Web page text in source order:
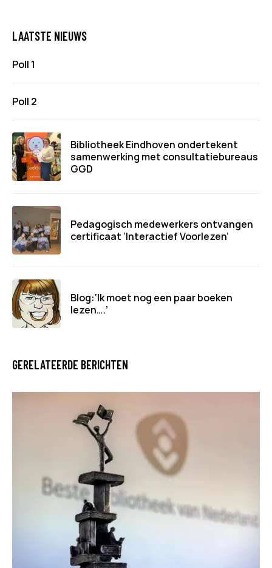
LAATSTE NIEUWS
Poll 1
Poll 2
Bibliotheek Eindhoven ondertekent
samenwerking met consultatiebureaus
GGD
Pedagogisch medewerkers ontvangen
certificaat ‘Interactief Voorlezen’
Blog:‘Ik moet nog een paar boeken
lezen….’
GERELATEERDE BERICHTEN